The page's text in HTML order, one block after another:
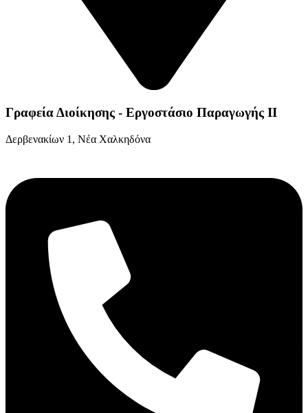
Γραφεία Διοίκησης - Εργοστάσιο Παραγωγής ΙΙ
Δερβενακίων 1, Νέα Χαλκηδόνα